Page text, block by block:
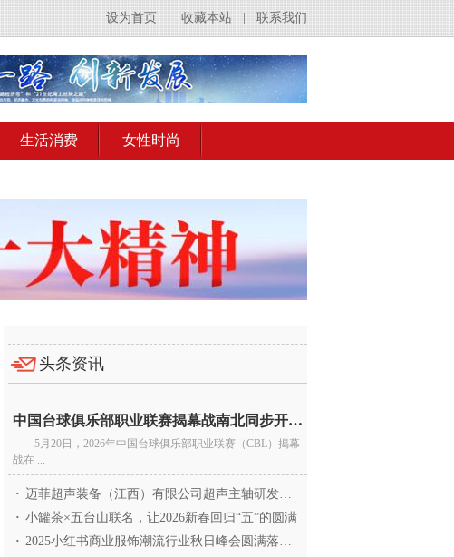
联系我们
收藏本站
设为首页
生活消费 女性时尚
头条资讯
中国台球俱乐部职业联赛揭幕战南北同步开杆 首届CBL
5月20日，2026年中国台球俱乐部职业联赛（CBL）揭幕
战在 ...
· 迈菲超声装备（江西）有限公司超声主轴研发和生产项
· 小罐茶×五台山联名，让2026新春回归“五”的圆满
· 2025小红书商业服饰潮流行业秋日峰会圆满落幕，携手